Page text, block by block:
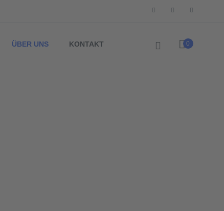
ÜBER UNS KONTAKT 0